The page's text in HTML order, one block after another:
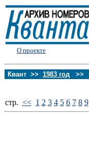
О проекте
Квант >> 1983 год >>
стp. << 1 2 3 4 5 6 7 8 9